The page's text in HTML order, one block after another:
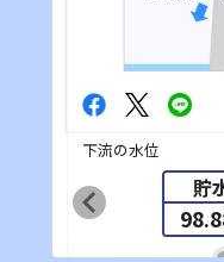
下流の水位
貯
chevron_left